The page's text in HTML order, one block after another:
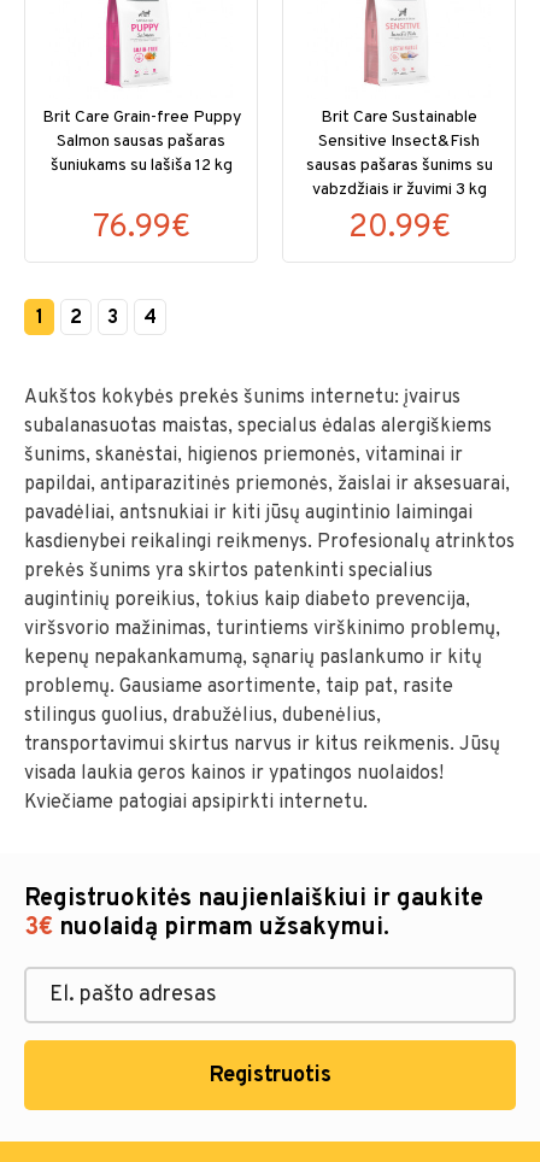
Brit Care Grain-free Puppy
Salmon sausas pašaras
šuniukams su lašiša 12 kg
76.99€
Brit Care Sustainable
Sensitive Insect&Fish
sausas pašaras šunims su
vabzdžiais ir žuvimi 3 kg
20.99€
1 2 3 4
Aukštos kokybės prekės šunims internetu: įvairus
subalanasuotas maistas, specialus ėdalas alergiškiems
šunims, skanėstai, higienos priemonės, vitaminai ir
papildai, antiparazitinės priemonės, žaislai ir aksesuarai,
pavadėliai, antsnukiai ir kiti jūsų augintinio laimingai
kasdienybei reikalingi reikmenys. Profesionalų atrinktos
prekės šunims yra skirtos patenkinti specialius
augintinių poreikius, tokius kaip diabeto prevencija,
viršsvorio mažinimas, turintiems virškinimo problemų,
kepenų nepakankamumą, sąnarių paslankumo ir kitų
problemų. Gausiame asortimente, taip pat, rasite
stilingus guolius, drabužėlius, dubenėlius,
transportavimui skirtus narvus ir kitus reikmenis. Jūsų
visada laukia geros kainos ir ypatingos nuolaidos!
Kviečiame patogiai apsipirkti internetu.
Registruokitės naujienlaiškiui ir gaukite
3€ nuolaidą pirmam užsakymui.
Registruotis